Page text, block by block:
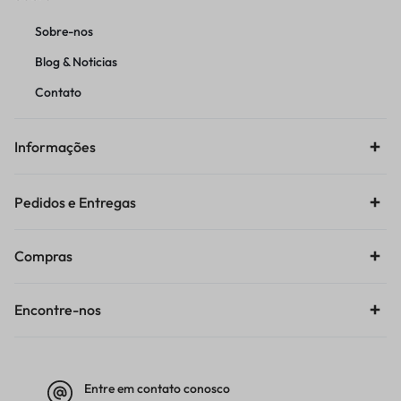
Sobre-nos
Blog & Noticias
Contato
Informações
Pedidos e Entregas
Compras
Encontre-nos
Entre em contato conosco